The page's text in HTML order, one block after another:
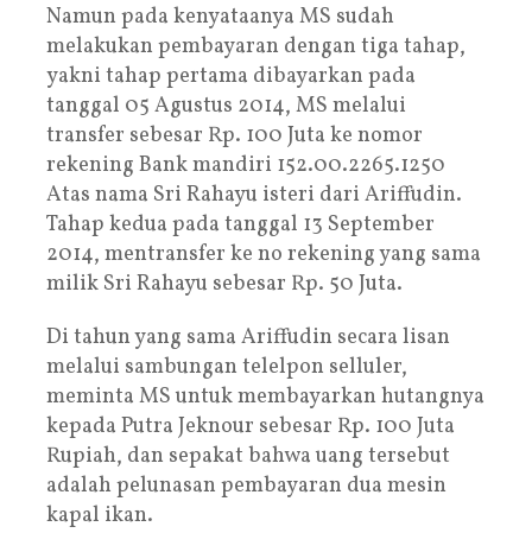
Namun pada kenyataanya MS sudah
melakukan pembayaran dengan tiga tahap,
yakni tahap pertama dibayarkan pada
tanggal 05 Agustus 2014, MS melalui
transfer sebesar Rp. 100 Juta ke nomor
rekening Bank mandiri 152.00.2265.1250
Atas nama Sri Rahayu isteri dari Ariffudin.
Tahap kedua pada tanggal 13 September
2014, mentransfer ke no rekening yang sama
milik Sri Rahayu sebesar Rp. 50 Juta.
Di tahun yang sama Ariffudin secara lisan
melalui sambungan telelpon selluler,
meminta MS untuk membayarkan hutangnya
kepada Putra Jeknour sebesar Rp. 100 Juta
Rupiah, dan sepakat bahwa uang tersebut
adalah pelunasan pembayaran dua mesin
kapal ikan.